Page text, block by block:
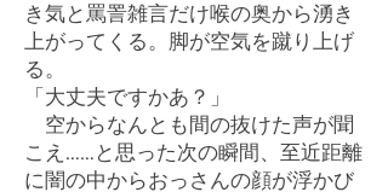
き気と罵詈雑言だけ喉の奥から湧き
上がってくる。脚が空気を蹴り上げ
る。
「大丈夫ですかあ？」
空からなんとも間の抜けた声が聞
こえ……と思った次の瞬間、至近距離
に闇の中からおっさんの顔が浮かび